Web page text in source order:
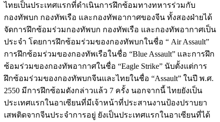
ไทยเป็นประเทศแรกที่ดำเนินการฝึกซ้อมทางทหารร่วมกับ
กองทัพบก กองทัพเรือ และกองทัพอากาศของจีน ทั้งสองฝ่ายได้
จัดการฝึกซ้อมร่วมกองทัพบก กองทัพเรือ และกองทัพอากาศเป็น
ประจำ โดยการฝึกซ้อมร่วมของกองทัพบกในชื่อ “ Air Assault”
การฝึกซ้อมร่วมของกองทัพเรือในชื่อ “Blue Assault” และการฝึก
ซ้อมร่วมของกองทัพอากาศในชื่อ “Eagle Strike” นับตั้งแต่การ
ฝึกซ้อมร่วมของกองทัพบกจีนและไทยในชื่อ “Assault” ในปี พ.ศ.
2550 มีการฝึกซ้อมดังกล่าวแล้ว 7 ครั้ง นอกจากนี้ ไทยยังเป็น
ประเทศแรกในอาเซียนที่มีเจ้าหน้าที่ประสานงานป้องปราบยา
เสพติดจากจีนประจำการอยู่ ยังเป็นประเทศแรกในอาเซียนที่ได้